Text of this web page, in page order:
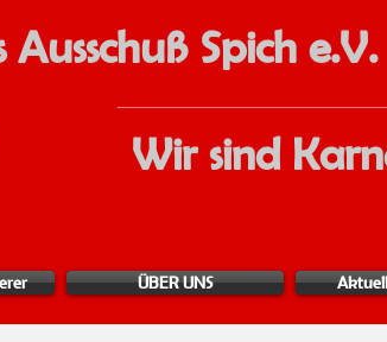
Spich e.V.
Wir sind
ÜBER UNS